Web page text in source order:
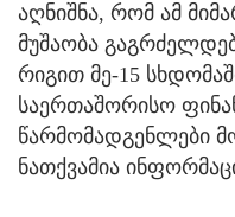
აღნიშნა, რომ ამ
მუშაობა
რიგით მე-15
საერთაშორისო
წარმომადგენლები
ნათქვამია